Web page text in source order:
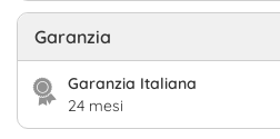
Garanzia
Garanzia Italiana
24 mesi